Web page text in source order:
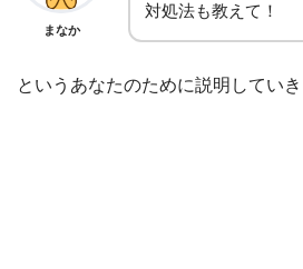
まなか
対処法も教えて！
というあなたのために説明していき